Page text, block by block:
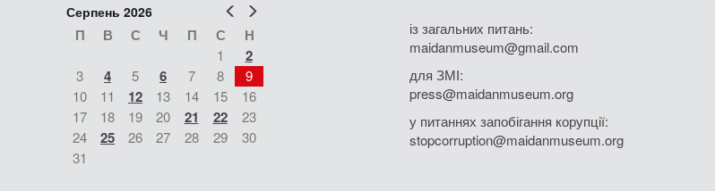
Попер
Серпень 2026
П В С Ч П С Н
1 2
3 4 5 6 7 8
9
10
11 12 13 14 15
16
17
18 19 20 21 22
23
24
25 26 27 28 29
30
31
із загальних питань:
maidanmuseum@gmail.com
для ЗМІ:
press@maidanmuseum.org
у питаннях запобігання корупції:
stopcorruption@maidanmuseum.org